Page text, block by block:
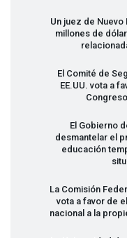
Un juez de
millones de
El Comité de
EE.UU. vota a
El Gobierno
desmantelar el
educación
La Comisión
vota a favor de
nacional a la